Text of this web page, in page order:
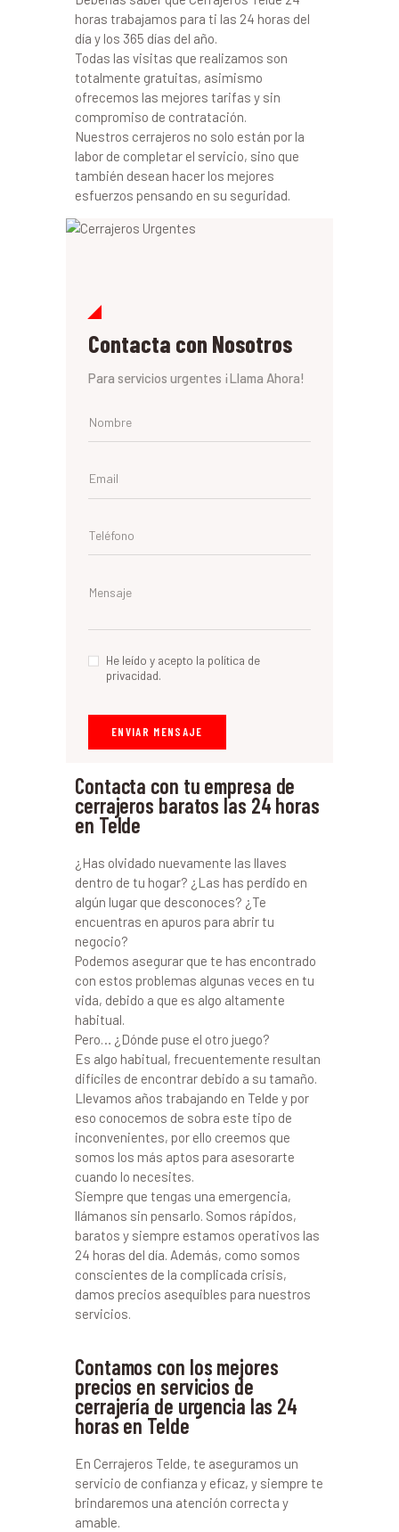
horas trabajamos para ti las 24 horas del
día y los 365 días del año.
Todas las visitas que realizamos son
totalmente gratuitas, asimismo
ofrecemos las mejores tarifas y sin
compromiso de contratación.
Nuestros cerrajeros no solo están por la
labor de completar el servicio, sino que
también desean hacer los mejores
esfuerzos pensando en su seguridad.
Contacta con Nosotros
Para servicios urgentes ¡Llama Ahora!
He leído y acepto la política de
privacidad.
Contacta con tu empresa de
cerrajeros baratos las 24 horas
en Telde
¿Has olvidado nuevamente las llaves
dentro de tu hogar? ¿Las has perdido en
algún lugar que desconoces? ¿Te
encuentras en apuros para abrir tu
negocio?
Podemos asegurar que te has encontrado
con estos problemas algunas veces en tu
vida, debido a que es algo altamente
habitual.
Pero… ¿Dónde puse el otro juego?
Es algo habitual, frecuentemente resultan
difíciles de encontrar debido a su tamaño.
Llevamos años trabajando en Telde y por
eso conocemos de sobra este tipo de
inconvenientes, por ello creemos que
somos los más aptos para asesorarte
cuando lo necesites.
Siempre que tengas una emergencia,
llámanos sin pensarlo. Somos rápidos,
baratos y siempre estamos operativos las
24 horas del día. Además, como somos
conscientes de la complicada crisis,
damos precios asequibles para nuestros
servicios.
Contamos con los mejores
precios en servicios de
cerrajería de urgencia las 24
horas en Telde
En Cerrajeros Telde, te aseguramos un
servicio de confianza y eficaz, y siempre te
brindaremos una atención correcta y
amable.